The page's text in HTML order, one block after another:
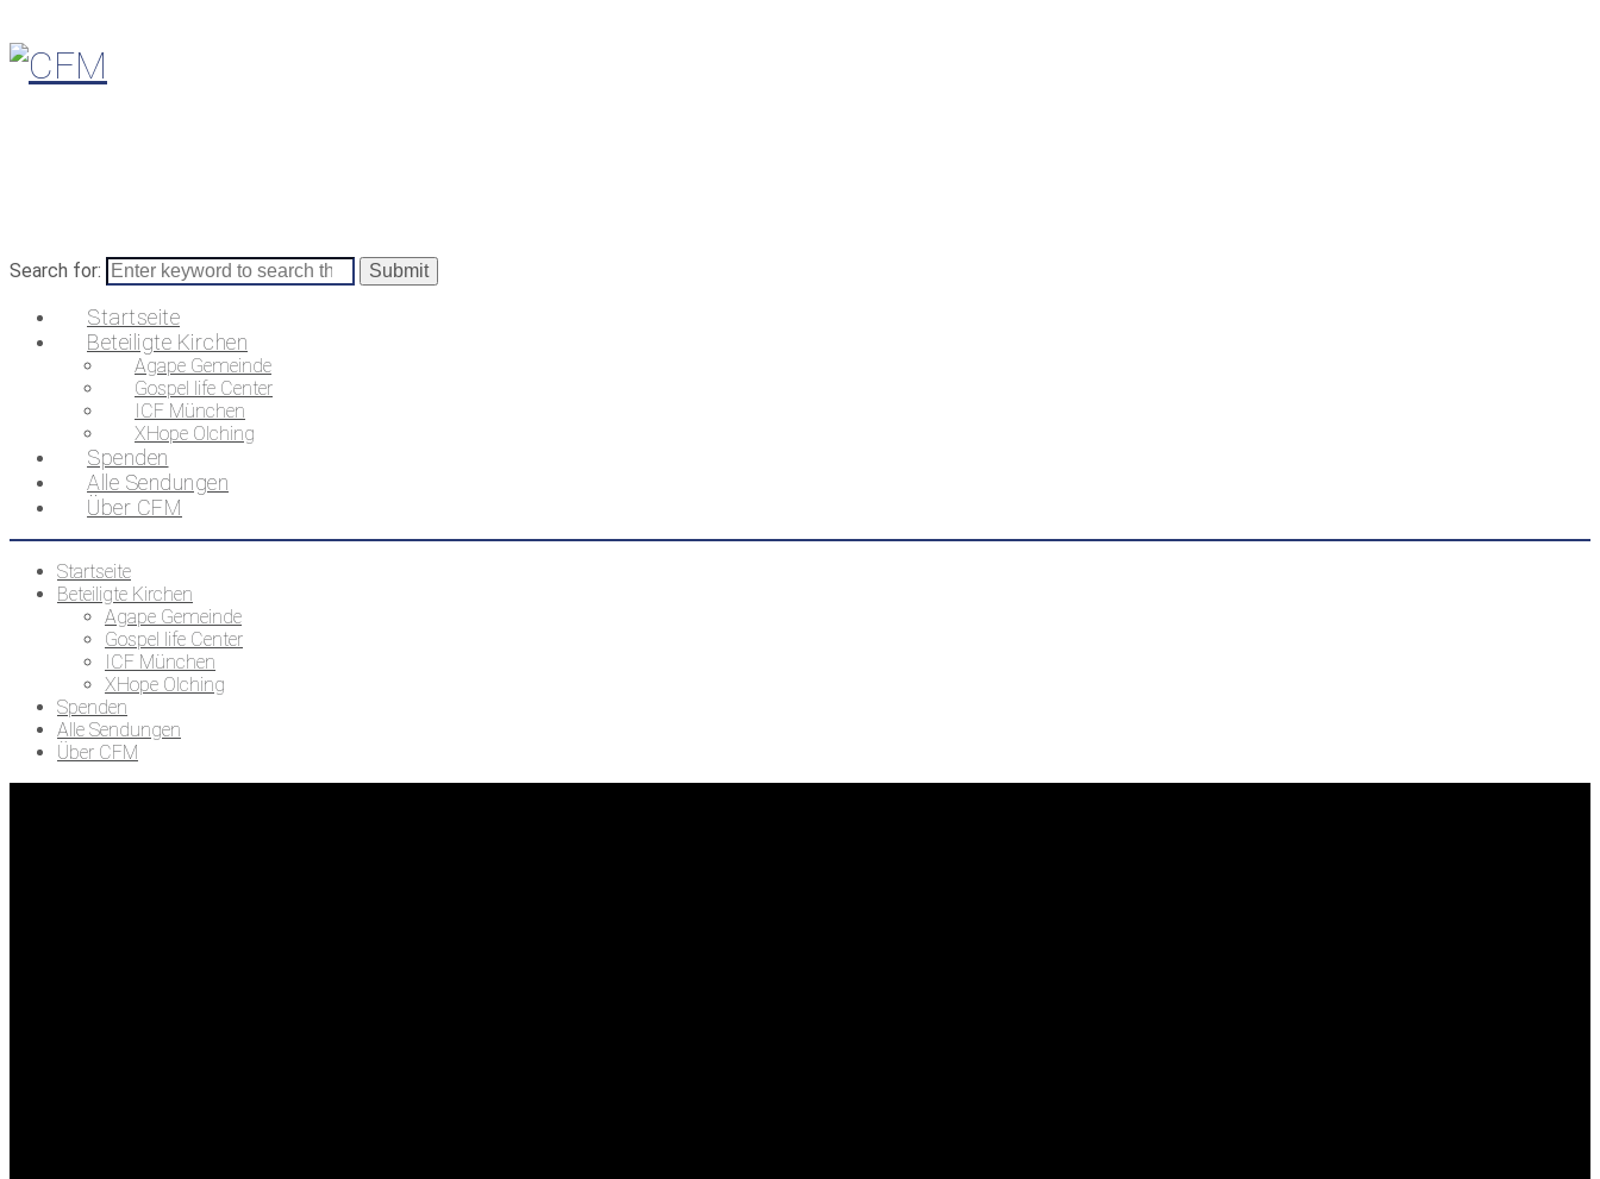
Search for:
Startseite
Beteiligte Kirchen
Agape Gemeinde
Gospel life Center
ICF München
XHope Olching
Spenden
Alle Sendungen
Über CFM
Startseite
Beteiligte Kirchen
Agape Gemeinde
Gospel life Center
ICF München
XHope Olching
Spenden
Alle Sendungen
Über CFM